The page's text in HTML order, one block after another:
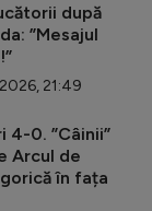
după
”Mesajul
21:49
4-0. ”Câinii”
Arcul de
în fața